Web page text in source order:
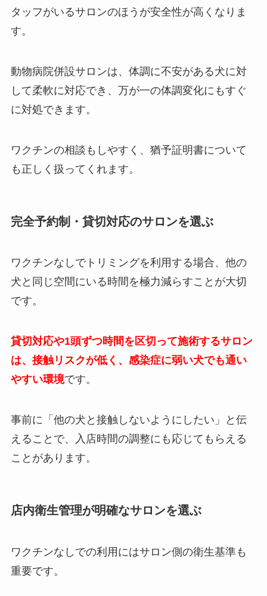
タッフがいるサロンのほうが安全性が高くなりま
す。
動物病院併設サロンは、体調に不安がある犬に対
して柔軟に対応でき、万が一の体調変化にもすぐ
に対処できます。
ワクチンの相談もしやすく、猶予証明書について
も正しく扱ってくれます。
完全予約制・貸切対応のサロンを選ぶ
ワクチンなしでトリミングを利用する場合、他の
犬と同じ空間にいる時間を極力減らすことが大切
です。
貸切対応や1頭ずつ時間を区切って施術するサロン
は、接触リスクが低く、感染症に弱い犬でも通い
やすい環境です。
事前に「他の犬と接触しないようにしたい」と伝
えることで、入店時間の調整にも応じてもらえる
ことがあります。
店内衛生管理が明確なサロンを選ぶ
ワクチンなしでの利用にはサロン側の衛生基準も
重要です。